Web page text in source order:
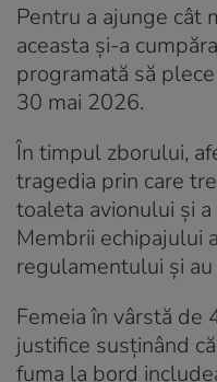
Pentru a ajunge cât
aceasta și-a
programată să
30 mai 2026.
În timpul zborului,
tragedia prin care
toaleta avionului și
Membrii echipajului
regulamentului și
Femeia în vârstă de
justifice susținând
fuma la bord